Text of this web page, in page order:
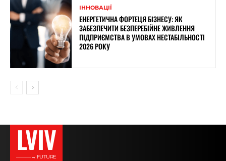
ІННОВАЦІЇ
ЕНЕРГЕТИЧНА ФОРТЕЦЯ БІЗНЕСУ: ЯК
ЗАБЕЗПЕЧИТИ БЕЗПЕРЕБІЙНЕ ЖИВЛЕННЯ
ПІДПРИЄМСТВА В УМОВАХ НЕСТАБІЛЬНОСТІ
2026 РОКУ
LVIV
———→ FUTURE